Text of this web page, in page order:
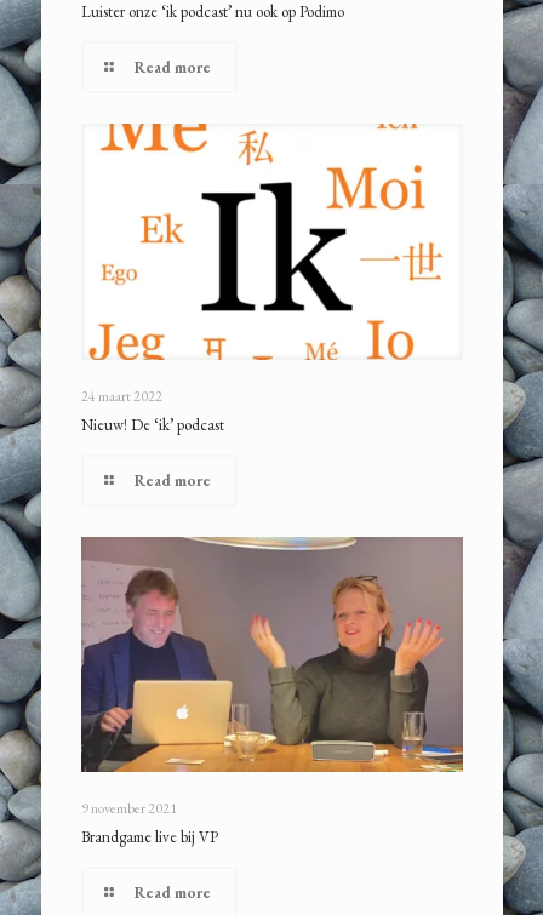
Luister onze ‘ik podcast’ nu ook op Podimo
Read more
24 maart 2022
Nieuw! De ‘ik’ podcast
Read more
9 november 2021
Brandgame live bij VP
Read more